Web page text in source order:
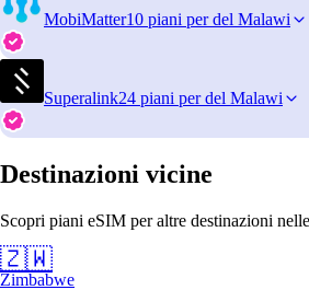
MobiMatter10 piani per del Malawi
Superalink24 piani per del Malawi
Destinazioni vicine
Scopri piani eSIM per altre destinazioni
🇿🇼
Zimbabwe